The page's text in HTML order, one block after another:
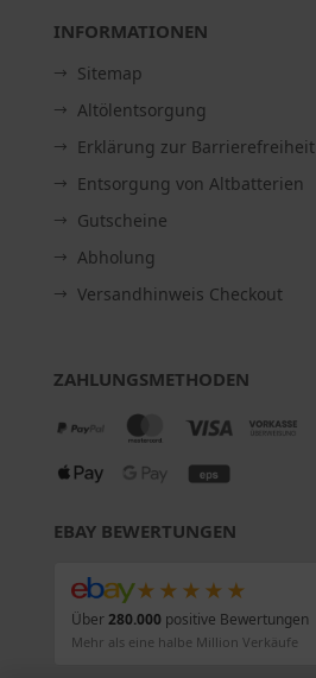
INFORMATIONEN
Sitemap
Altölentsorgung
Erklärung zur Barrierefreiheit
Entsorgung von Altbatterien
Gutscheine
Abholung
Versandhinweis Checkout
ZAHLUNGSMETHODEN
EBAY BEWERTUNGEN
★★★★★
Über280.000positive Bewertungen
Mehr als eine halbe Million Verkäufe